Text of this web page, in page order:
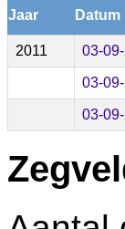
Jaar Datum
2011 03-
03-
03-